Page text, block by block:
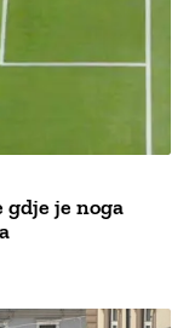
gdje je noga